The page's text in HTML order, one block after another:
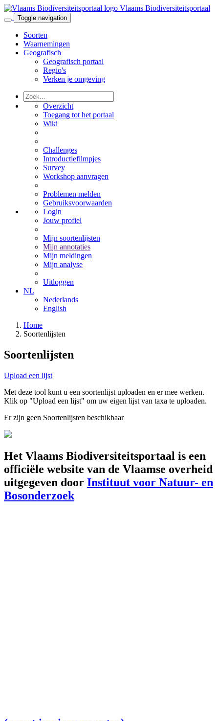
Vlaams Biodiversiteitsportaal
Toggle navigation
Soorten
Waarnemingen
Geografisch
Geografisch portaal
Regio's
Verken je omgeving
Overzicht
Toegang tot het portaal
Wiki
Challenges
Introductiefilmpjes
Survey
Workshop aanvragen
Problemen melden
Gebruiksvoorwaarden
Login
Jouw profiel
Mijn soortenlijsten
Mijn annotaties
Mijn meldingen
Mijn analyse
Uitloggen
NL
Nederlands
English
Home
Soortenlijsten
Soortenlijsten
Upload een lijst
Met deze tool kunt u een soortenlijst uploaden en er mee werken.
Klik op "Upload een lijst" om uw eigen lijst van taxa te uploaden.
Er zijn geen Soortenlijsten beschikbaar
Het Vlaams Biodiversiteitsportaal is een
officiële website van de Vlaamse overheid
uitgegeven door Instituut voor Natuur- en
Bosonderzoek